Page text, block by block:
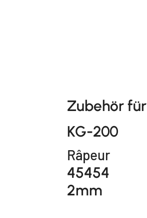
Zubehör für
KG-200
Râpeur
45454
2mm